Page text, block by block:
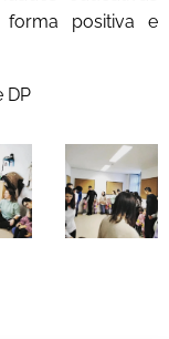
forma positiva e
DP